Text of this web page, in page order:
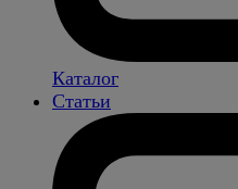
Каталог
Статьи